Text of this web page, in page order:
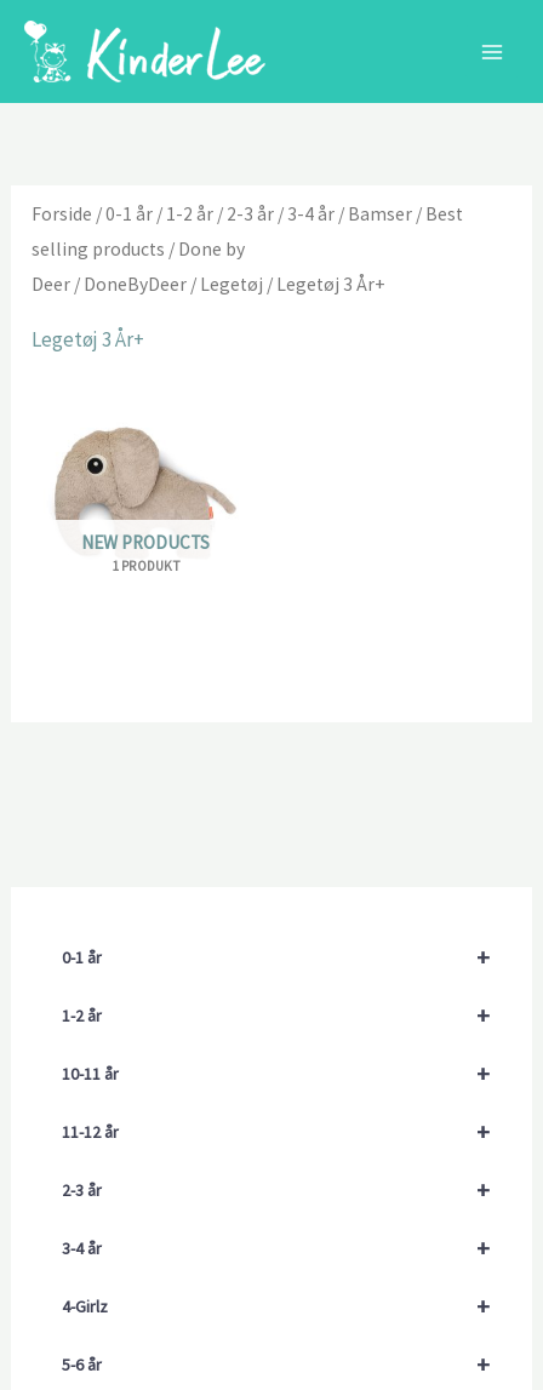
+
0-1 år
+
1-2 år
+
10-11 år
+
11-12 år
+
2-3 år
+
3-4 år
+
4-Girlz
+
5-6 år
Forside /0-1 år / 1-2 år / 2-3 år / 3-4 år / Bamser / Best
selling products / Done by
Deer / DoneByDeer / Legetøj / Legetøj 3 År+
Legetøj 3 År+
NEW PRODUCTS
1 PRODUKT